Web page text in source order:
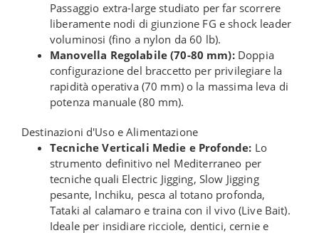
Passaggio extra-large studiato per far scorrere
liberamente nodi di giunzione FG e shock leader
voluminosi (fino a nylon da 60 lb).
Manovella Regolabile (70-80 mm):Doppia
configurazione del braccetto per privilegiare la
rapidità operativa (70 mm) o la massima leva di
potenza manuale (80 mm).
Destinazioni d'Uso e Alimentazione
Tecniche Verticali Medie e Profonde: Lo
strumento definitivo nel Mediterraneo per
tecniche quali Electric Jigging, Slow Jigging
pesante, Inchiku, pesca al totano profonda,
Tataki al calamaro e traina con il vivo (Live Bait).
Ideale per insidiare ricciole, dentici, cernie e